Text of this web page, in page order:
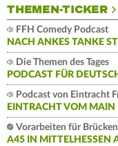
THEMEN-TICKER
FFH Comedy Podcast
NACH ANKES TANKE
Die Themen des Tages
PODCAST FÜR
Podcast von Eintracht
EINTRACHT VOM MAIN
Vorarbeiten für
A45 IN MITTELHESSEN